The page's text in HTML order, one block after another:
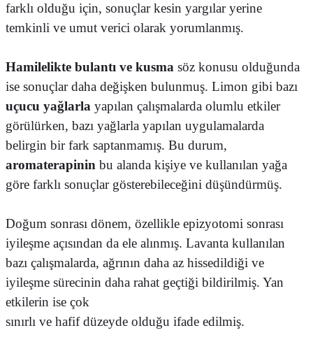
farklı olduğu için, sonuçlar kesin yargılar yerine
temkinli ve umut verici olarak yorumlanmış.
Hamilelikte bulantı ve kusma söz konusu olduğunda
ise sonuçlar daha değişken bulunmuş. Limon gibi bazı
uçucu yağlarla yapılan çalışmalarda olumlu etkiler
görülürken, bazı yağlarla yapılan uygulamalarda
belirgin bir fark saptanmamış. Bu durum,
aromaterapinin bu alanda kişiye ve kullanılan yağa
göre farklı sonuçlar gösterebileceğini düşündürmüş.
Doğum sonrası dönem, özellikle epizyotomi sonrası
iyileşme açısından da ele alınmış. Lavanta kullanılan
bazı çalışmalarda, ağrının daha az hissedildiği ve
iyileşme sürecinin daha rahat geçtiği bildirilmiş. Yan
etkilerin ise çok
sınırlı ve hafif düzeyde olduğu ifade edilmiş.